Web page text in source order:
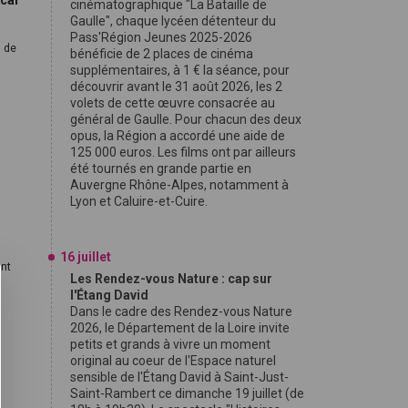
de
cinématographique "La Bataille de
Gaulle", chaque lycéen détenteur du
Pass'Région Jeunes 2025-2026
bénéficie de 2 places de cinéma
supplémentaires, à 1 € la séance, pour
découvrir avant le 31 août 2026, les 2
volets de cette œuvre consacrée au
général de Gaulle. Pour chacun des deux
opus, la Région a accordé une aide de
125 000 euros. Les films ont par ailleurs
été tournés en grande partie en
Auvergne Rhône-Alpes, notamment à
Lyon et Caluire-et-Cuire.
16 juillet
Les Rendez-vous Nature : cap sur
l'Étang David
Dans le cadre des Rendez-vous Nature
2026, le Département de la Loire invite
petits et grands à vivre un moment
original au coeur de l'Espace naturel
sensible de l'Étang David à Saint-Just-
Saint-Rambert ce dimanche 19 juillet (de